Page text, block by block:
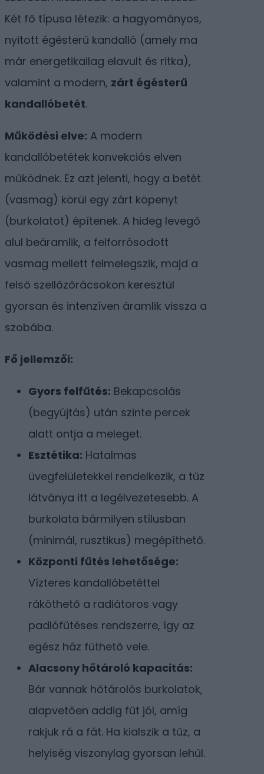
Két fő típusa létezik: a hagyományos,
nyitott égésterű kandalló (amely ma
már energetikailag elavult és ritka),
valamint a modern, zárt égésterű
kandallóbetét.
Működési elve: A modern
kandallóbetétek konvekciós elven
működnek. Ez azt jelenti, hogy a betét
(vasmag) körül egy zárt köpenyt
(burkolatot) építenek. A hideg levegő
alul beáramlik, a felforrósodott
vasmag mellett felmelegszik, majd a
felső szellőzőrácsokon keresztül
gyorsan és intenzíven áramlik vissza a
szobába.
Fő jellemzői:
Gyors felfűtés: Bekapcsolás
(begyújtás) után szinte percek
alatt ontja a meleget.
Esztétika: Hatalmas
üvegfelületekkel rendelkezik, a tűz
látványa itt a legélvezetesebb. A
burkolata bármilyen stílusban
(minimál, rusztikus) megépíthető.
Központi fűtés lehetősége:
Vízteres kandallóbetéttel
ráköthető a radiátoros vagy
padlófűtéses rendszerre, így az
egész ház fűthető vele.
Alacsony hőtároló kapacitás:
Bár vannak hőtárolós burkolatok,
alapvetően addig fűt jól, amíg
rakjuk rá a fát. Ha kialszik a tűz, a
helyiség viszonylag gyorsan lehűl.